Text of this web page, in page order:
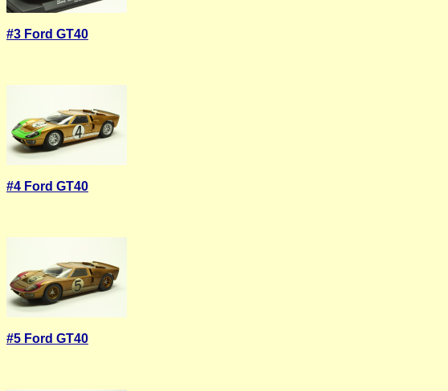
#3 Ford GT40
#4 Ford GT40
#5 Ford GT40